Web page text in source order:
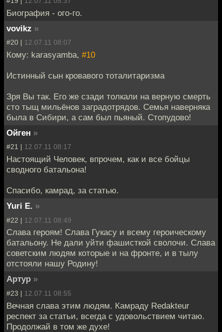
Биография - ого-го.
vovikz »
#20 | 12.07.11 08:07
Кому: karasyamba, #10
Истинный сын кровавого тоталитаризма
Зря Вы так. Его же сзади толкали на верную смерть
сто тыщ мильёнов заградотрядов. Семья наверняка
была в Сибири, а сам был пьяный. Стопудово!
Ойген »
#21 | 12.07.11 08:17
Настоящий Человек, впрочем, как и все бойцы
сводного батальона!
Спасибо, камрад, за статью.
Yuri E. »
#22 | 12.07.11 08:49
Слава героям! Слава Гукасу и всему героическому
батальону. Не дали уйти фашисткой сволочи. Слава
советским людям которые и на фронте, и в тылу
отстояли нашу Родину!
Артур »
#23 | 12.07.11 08:55
Вечная слава этим людям. Камраду Redakteur
респект за статьи, всегда с удовольствием читаю.
Продолжай в том же духе!